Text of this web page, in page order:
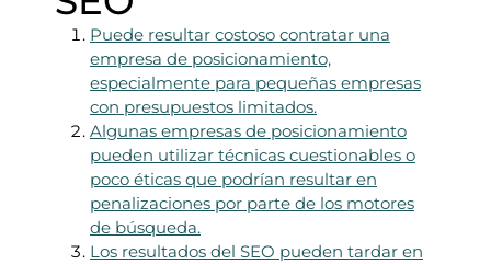
Puede resultar costoso contratar una
empresa de posicionamiento,
especialmente para pequeñas empresas
con presupuestos limitados.
Algunas empresas de posicionamiento
pueden utilizar técnicas cuestionables o
poco éticas que podrían resultar en
penalizaciones por parte de los motores
de búsqueda.
Los resultados del SEO pueden tardar en